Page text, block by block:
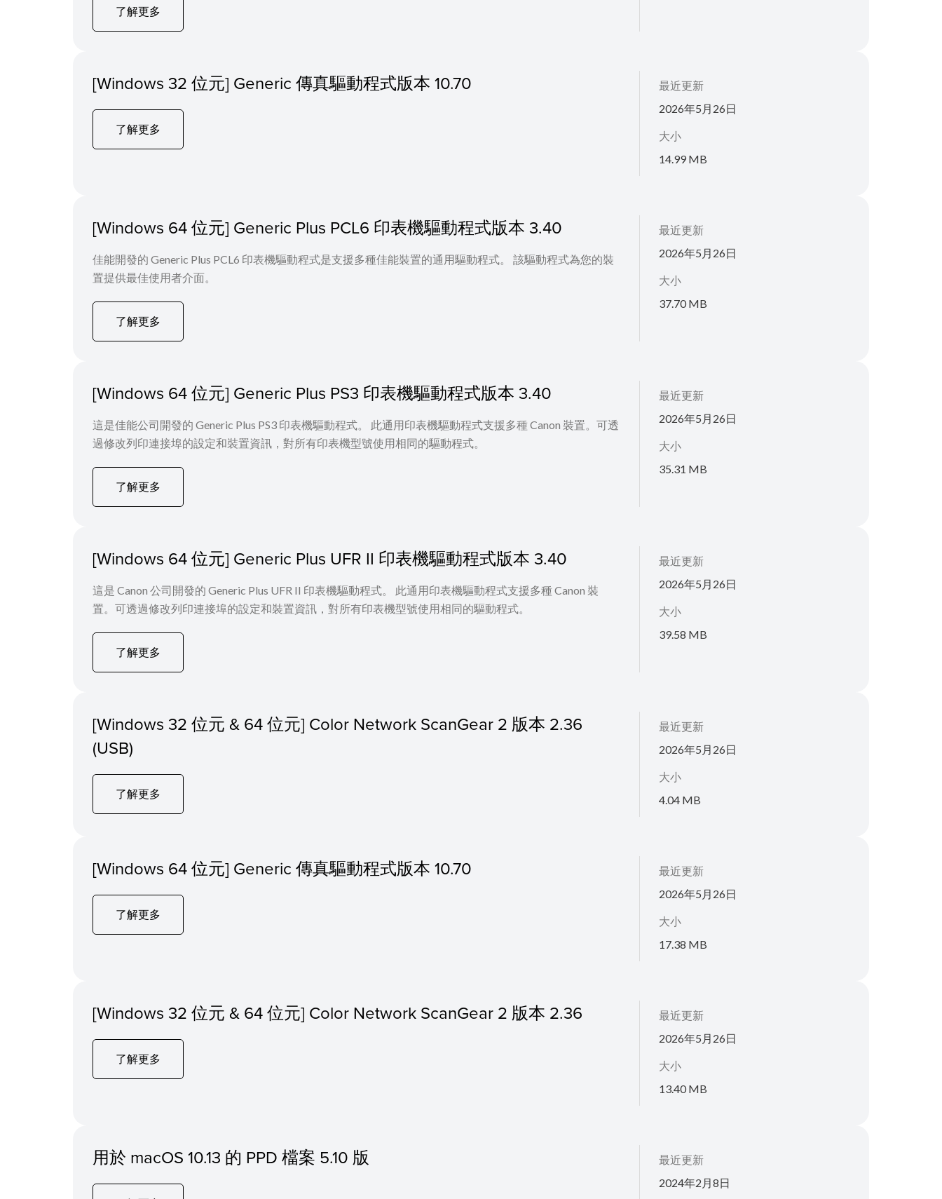
了解更多
[Windows 32 位元] Generic 傳真驅動程式版本 10.70
了解更多
最近更新
2026年5月26日
大小
14.99 MB
[Windows 64 位元] Generic Plus PCL6 印表機驅動程式版本 3.40
佳能開發的 Generic Plus PCL6 印表機驅動程式是支援多種佳能裝置的通用驅動程式。 該驅動程式為您的裝
置提供最佳使用者介面。
了解更多
最近更新
2026年5月26日
大小
37.70 MB
[Windows 64 位元] Generic Plus PS3 印表機驅動程式版本 3.40
這是佳能公司開發的 Generic Plus PS3 印表機驅動程式。 此通用印表機驅動程式支援多種 Canon 裝置。可透
過修改列印連接埠的設定和裝置資訊，對所有印表機型號使用相同的驅動程式。
了解更多
最近更新
2026年5月26日
大小
35.31 MB
[Windows 64 位元] Generic Plus UFR II 印表機驅動程式版本 3.40
這是 Canon 公司開發的 Generic Plus UFR II 印表機驅動程式。 此通用印表機驅動程式支援多種 Canon 裝
置。可透過修改列印連接埠的設定和裝置資訊，對所有印表機型號使用相同的驅動程式。
了解更多
最近更新
2026年5月26日
大小
39.58 MB
[Windows 32 位元 & 64 位元] Color Network ScanGear 2 版本 2.36
(USB)
了解更多
最近更新
2026年5月26日
大小
4.04 MB
[Windows 64 位元] Generic 傳真驅動程式版本 10.70
了解更多
最近更新
2026年5月26日
大小
17.38 MB
[Windows 32 位元 & 64 位元] Color Network ScanGear 2 版本 2.36
了解更多
最近更新
2026年5月26日
大小
13.40 MB
用於 macOS 10.13 的 PPD 檔案 5.10 版
最近更新
2024年2月8日